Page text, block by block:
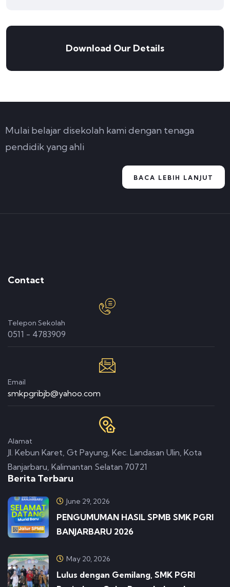
Download Our Details
Mulai belajar disekolah kami dengan tenaga
pendidik yang ahli
BACA LEBIH LANJUT
Contact
Telepon Sekolah
0511 - 4783909
Email
smkpgribjb@yahoo.com
Alamat
Jl. Kebun Karet, Gt Payung, Kec. Landasan Ulin, Kota
Banjarbaru, Kalimantan Selatan 70721
Berita Terbaru
June 29, 2026
PENGUMUMAN HASIL SPMB SMK PGRI
BANJARBARU 2026
May 20, 2026
Lulus dengan Gemilang, SMK PGRI